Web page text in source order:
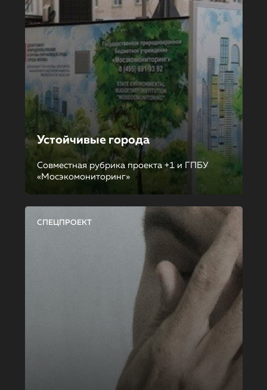
Устойчивые города
Совместная рубрика проекта +1 и ГПБУ
«Мосэкомониторинг»
СПЕЦПРОЕКТ